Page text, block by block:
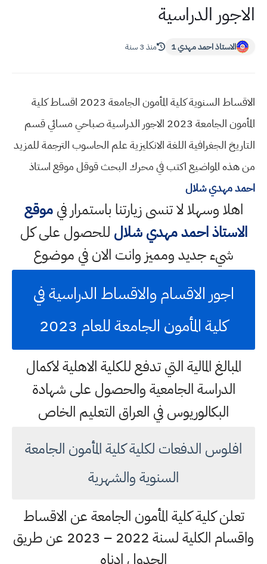
الاجور الدراسية
الاستاذ احمد مهدي 1 منذ 3 سنة
الاقساط السنوية كلية المأمون الجامعة 2023 اقساط كلية
المأمون الجامعة 2023 الاجور الدراسية صباحي مسائي قسم
التاريخ الجغرافية اللغة الانكليزية علم الحاسوب الترجمة للمزيد
من هذه المواضيع اكتب في محرك البحث قوقل موقع استاذ
احمد مهدي شلال
اهلا وسهلالا تنسى زيارتنا باستمرار فيموقع
الاستاذ احمد مهدي شلال للحصول على كل
شيء جديد ومميز وانت الان في موضوع
اجور الاقسام والاقساط الدراسية في
كلية المأمون الجامعة للعام 2023
المبالغ المالية التي تدفع للكلية الاهلية لاكمال
الدراسة الجامعية والحصول على شهادة
البكالوريوس في العراق التعليم الخاص
افلوس الدفعات لكلية كلية المأمون الجامعة
السنوية والشهرية
تعلن كلية كلية المأمون الجامعة عن الاقساط
واقسام الكلية لسنة 2022 – 2023 عن طريق
الجدول ادناه